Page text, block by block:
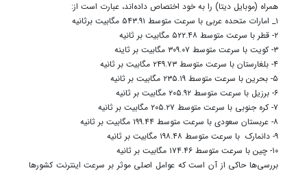
همراه (موبایل دیتا) را به خود اختصاص داده‌اند، عبارت است از:
۱_ امارات متحده عربی با سرعت متوسط ۵۴۳.۹۱ مگابیت برثانیه
۲- قطر با سرعت متوسط ۵۲۲.۴۸ مگابیت بر ثانیه
۳- کویت با سرعت متوسط ۳۰۹.۰۷ مگابیت بر ثاینه
۴- بلغارستان با سرعت متوسط ۲۴۹.۷۳ مگابیت بر ثانیه
۵- بحرین با سرعت متوسط ۲۳۵.۱۹ مگابیت بر ثانیه
۶- برزیل با سرعت متوسط ۲۰۵.۹۲ مگابیت بر ثانیه
۷- کره جنوبی با سرعت متوسط ۲۰۵.۲۷ مگابیت بر ثانیه
۸- عربستان سعودی با سرعت متوسط ۱۹۹.۴۴ مگابیت بر ثانیه
۹- دانمارک با سرعت متوسط ۱۹۸.۴۸ مگابیت بر ثانیه
۱۰- چین با سرعت متوسط ۱۷۴.۴۶ مگابیت بر ثانیه
بررسی‌ها حاکی از آن است که عوامل اصلی موثر بر سرعت اینترنت کشورها